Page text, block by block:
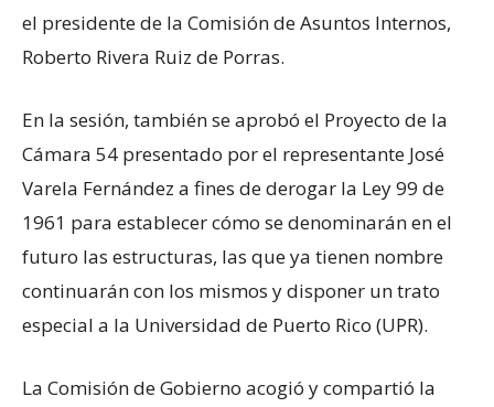
el presidente de la Comisión de Asuntos Internos,
Roberto Rivera Ruiz de Porras.
En la sesión, también se aprobó el Proyecto de la
Cámara 54 presentado por el representante José
Varela Fernández a fines de derogar la Ley 99 de
1961 para establecer cómo se denominarán en el
futuro las estructuras, las que ya tienen nombre
continuarán con los mismos y disponer un trato
especial a la Universidad de Puerto Rico (UPR).
La Comisión de Gobierno acogió y compartió la